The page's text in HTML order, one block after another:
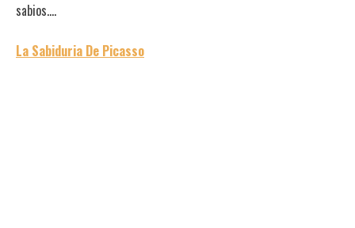
sabios….
La Sabiduria De Picasso